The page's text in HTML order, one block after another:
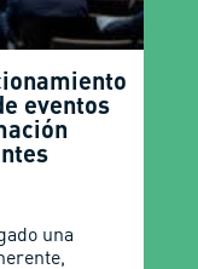
eventos
una